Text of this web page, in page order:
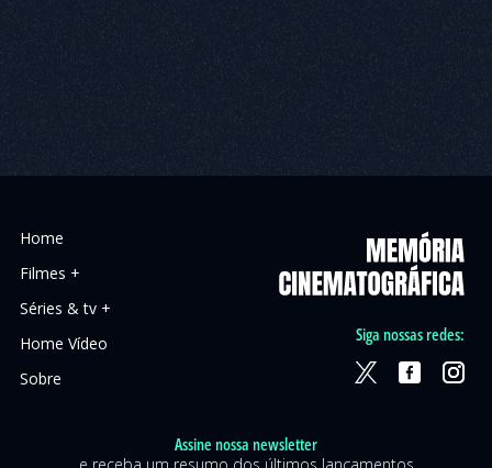
Home
Filmes +
Séries & tv +
Home Vídeo
Sobre
Assine nossa newsletter
Siga nossas redes: